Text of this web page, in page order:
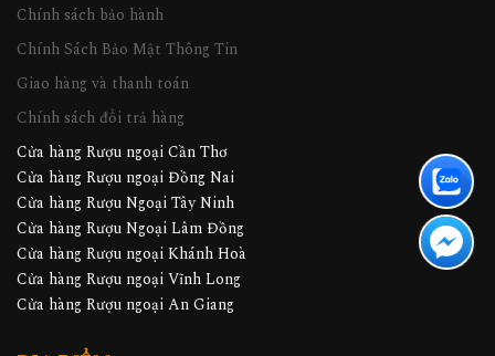
Chính sách bảo hành
Chính Sách Bảo Mật Thông Tin
Giao hàng và thanh toán
Chính sách đổi trả hàng
Cửa hàng Rượu ngoại Cần Thơ
Cửa hàng Rượu ngoại Đồng Nai
Cửa hàng Rượu Ngoại Tây Ninh
Cửa hàng Rượu Ngoại Lâm Đồng
Cửa hàng Rượu ngoại Khánh Hoà
Cửa hàng Rượu ngoại Vĩnh Long
Cửa hàng Rượu ngoại An Giang